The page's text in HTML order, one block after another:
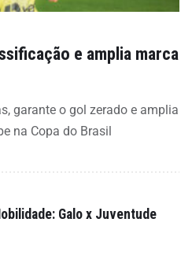
e amplia marca
garante o gol zerado e amplia
na Copa do Brasil
Galo x Juventude